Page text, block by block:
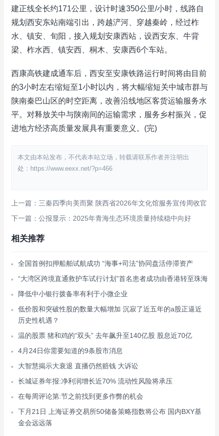
建正线全长约171公里，设计时速350公里/小时，线路自
规划西安东站南端引出，跨越浐河、穿越秦岭，经过柞
水、镇安、旬阳，接入规划安康西站，设西安东、牛背
梁、柞水西、镇安西、桐木、安康西6个车站。
西康高铁建成通车后，西安至安康铁路运行时间将由目前
的3小时左右缩短至1小时以内，将大幅缩短关中城市群与
陕南秦巴山区的时空距离，改善沿线地区客货运输服务水
平。对释放关中与陕南间的运输需求，服务乡村振兴，促
进地方经济高质量发展具有重要意义。(完)
本文由本站发布，不代表本站立场，转载请联系作者并注明出
处：https://www.eexx.net/?p=466
上一篇：三秦四季向美而聚 陕西省2026年文化馆服务宣传周收官
下一篇：公报显示：2025年青海生态环境质量持续稳中向好
相关推荐
全国首例扣押船舶试航成功 “海事+司法”协同盘活停滞资产
“大湾区跨境直通救护车试行计划”首名患者成功由香港转至珠海
降低中小银行拨备率有利于小微企业
低价股和突破性股的数量大幅增加 沉寂了近五年的a股正逼近
历史性机遇？
温的股票 猪和鸡的“双头” 去年飙升至140亿股 股息近70亿
4月24日你需要知道的9条股市消息
大智慧揭示大衰退 直播仍然赔钱 大诉讼
长城证券年报:净利润增长近70% 流动性风险将承压
在每周评论第:节之前找到更多作弊的机会
下月21日 上海证券交易所50储备策略指数将公布 国内BXY基
金会远远落